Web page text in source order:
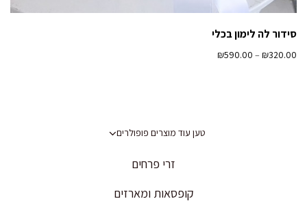
סידור לה לימון בכלי
₪320.00
–
₪590.00
טען עוד מוצרים פופולרים
זרי פרחים
קופסאות ומארזים